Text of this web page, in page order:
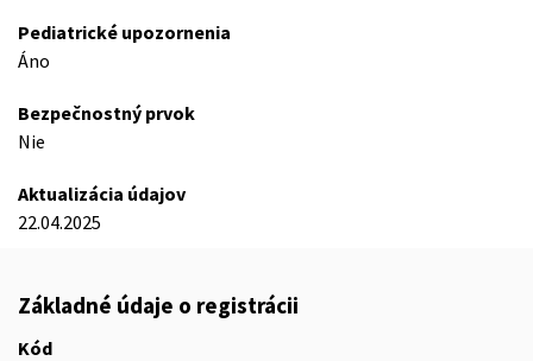
Pediatrické upozornenia
Áno
Bezpečnostný prvok
Nie
Aktualizácia údajov
22.04.2025
Základné údaje o registrácii
Kód